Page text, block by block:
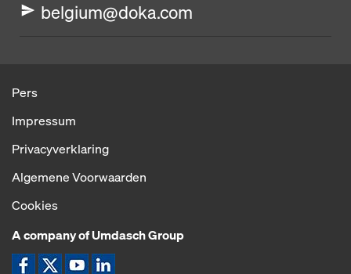
belgium@doka.com
Pers
Impressum
Privacyverklaring
Algemene Voorwaarden
Cookies
A company of Umdasch Group
Pictogram Facebook
Pictogram X
Pictogram YouTube
Pictogram LinkedIn